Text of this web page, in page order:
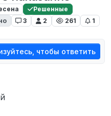
Решенные
3 2 261 1
чтобы ответить